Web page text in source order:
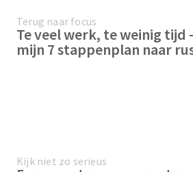
Terug naar focus
Te veel werk, te weinig tijd
mijn 7 stappenplan naar
Kijk niet zo serieus